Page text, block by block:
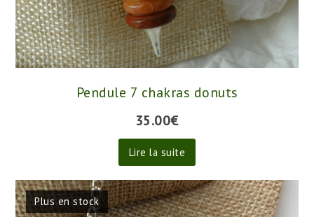
Pendule 7 chakras donuts
35.00€
Lire la suite